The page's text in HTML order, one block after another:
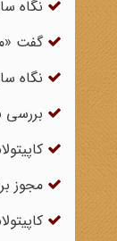
نگاه
گفت
نگاه
بررسی
مجوز